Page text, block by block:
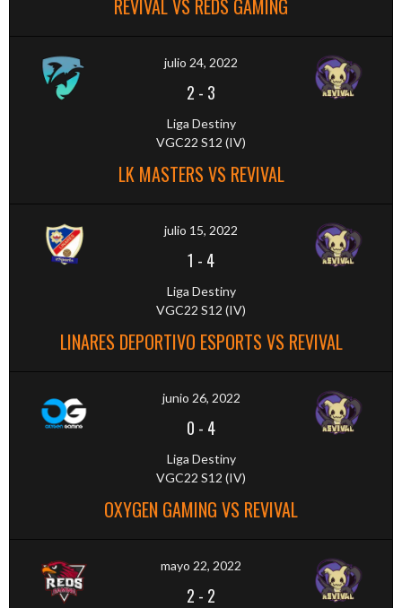
REVIVAL VS REDS GAMING
julio 24, 2022
2 - 3
Liga Destiny
VGC22 S12 (IV)
LK MASTERS VS REVIVAL
julio 15, 2022
1 - 4
Liga Destiny
VGC22 S12 (IV)
LINARES DEPORTIVO ESPORTS VS REVIVAL
junio 26, 2022
0 - 4
Liga Destiny
VGC22 S12 (IV)
OXYGEN GAMING VS REVIVAL
mayo 22, 2022
2 - 2